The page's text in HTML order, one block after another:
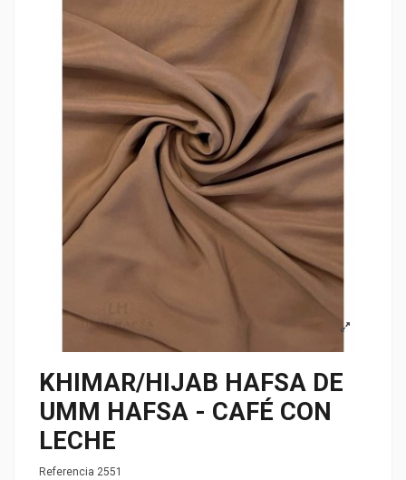
KHIMAR/HIJAB HAFSA DE
UMM HAFSA - CAFÉ CON
LECHE
Referencia 2551